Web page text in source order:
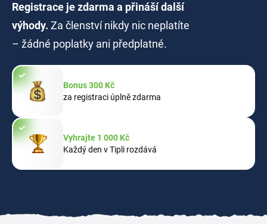
Registrace je zdarma a přináší další
výhody. Za členství nikdy nic neplatíte
– žádné poplatky ani předplatné.
Bonus 300 Kč
za registraci úplně zdarma
Vyhrajte 1 000 Kč
Každý den v Tipli rozdává